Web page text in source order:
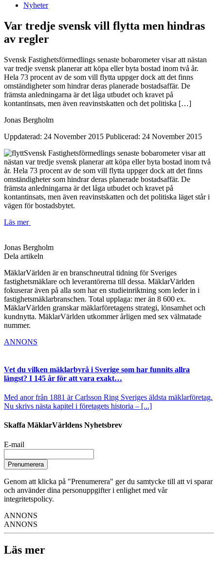
Nyheter
Var tredje svensk vill flytta men hindras
av regler
Svensk Fastighetsförmedlings senaste bobarometer visar att nästan
var tredje svensk planerar att köpa eller byta bostad inom två år.
Hela 73 procent av de som vill flytta uppger dock att det finns
omständigheter som hindrar deras planerade bostadsaffär. De
främsta anledningarna är det låga utbudet och kravet på
kontantinsats, men även reavinstskatten och det politiska […]
Jonas Bergholm
Uppdaterad: 24 November 2015 Publicerad: 24 November 2015
Svensk Fastighetsförmedlings senaste bobarometer visar att
nästan var tredje svensk planerar att köpa eller byta bostad inom två
år. Hela 73 procent av de som vill flytta uppger dock att det finns
omständigheter som hindrar deras planerade bostadsaffär. De
främsta anledningarna är det låga utbudet och kravet på
kontantinsats, men även reavinstskatten och det politiska läget står i
vägen för bostadsbytet.
Läs mer
Jonas Bergholm
Dela artikeln
MäklarVärlden är en branschneutral tidning för Sveriges
fastighetsmäklare och leverantörerna till dessa. MäklarVärlden
fokuserar även på alla som har en studieinriktning som leder in i
fastighetsmäklarbranschen. Total upplaga: mer än 8 600 ex.
MäklarVärlden granskar mäklarföretagens strategi, lönsamhet och
kundnytta. MäklarVärlden utkommer årligen med sex välmatade
nummer.
ANNONS
Vet du vilken mäklarbyrå i Sverige som har funnits allra
längst? I 145 år för att vara exakt…
Med anor från 1881 är Carlsson Ring Sveriges äldsta mäklarföretag.
Nu skrivs nästa kapitel i företagets historia – [...]
Skaffa MäklarVärldens Nyhetsbrev
E-mail
Prenumerera
Genom att klicka på "Prenumerera" ger du samtycke till att vi sparar
och använder dina personuppgifter i enlighet med vår
integritetspolicy.
ANNONS
ANNONS
Läs mer